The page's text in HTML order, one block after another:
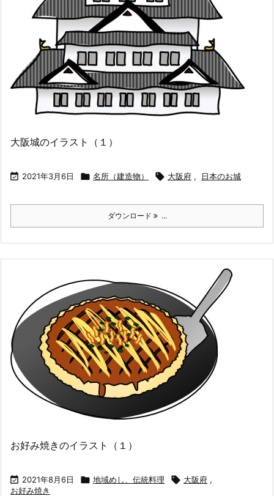
大阪城のイラスト（１）
 2021年3月6日  名所（建造物）  大阪府 , 日本のお城
ダウンロード ...
お好み焼きのイラスト（１）
 2021年8月6日  地域めし、伝統料理  大阪府 ,
お好み焼き